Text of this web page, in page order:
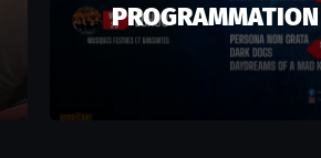
PROGRAMMATION